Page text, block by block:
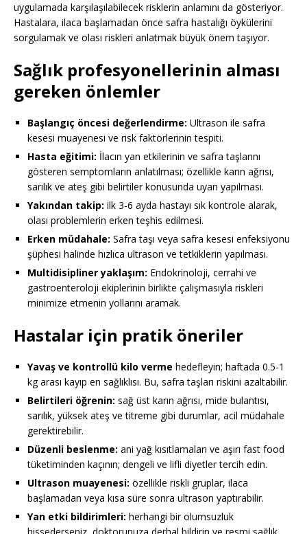
uygulamada karşılaşılabilecek risklerin anlamını da gösteriyor.
Hastalara, ilaca başlamadan önce safra hastalığı öykülerini
sorgulamak ve olası riskleri anlatmak büyük önem taşıyor.
Sağlık profesyonellerinin alması
gereken önlemler
Başlangıç öncesi değerlendirme: Ultrason ile safra
kesesi muayenesi ve risk faktörlerinin tespiti.
Hasta eğitimi: İlacın yan etkilerinin ve safra taşlarını
gösteren semptomların anlatılması; özellikle karın ağrısı,
sarılık ve ateş gibi belirtiler konusunda uyarı yapılması.
Yakından takip: ilk 3-6 ayda hastayı sık kontrole alarak,
olası problemlerin erken teşhis edilmesi.
Erken müdahale: Safra taşı veya safra kesesi enfeksiyonu
şüphesi halinde hızlıca ultrason ve tetkiklerin yapılması.
Multidisipliner yaklaşım: Endokrinoloji, cerrahi ve
gastroenteroloji ekiplerinin birlikte çalışmasıyla riskleri
minimize etmenin yollarını aramak.
Hastalar için pratik öneriler
Yavaş ve kontrollü kilo verme hedefleyin; haftada 0.5-1
kg arası kayıp en sağlıklısı. Bu, safra taşları riskini azaltabilir.
Belirtileri öğrenin: sağ üst karın ağrısı, mide bulantısı,
sarılık, yüksek ateş ve titreme gibi durumlar, acil müdahale
gerektirebilir.
Düzenli beslenme: ani yağ kısıtlamaları ve aşırı fast food
tüketiminden kaçının; dengeli ve lifli diyetler tercih edin.
Ultrason muayenesi: özellikle riskli gruplar, ilaca
başlamadan veya kısa süre sonra ultrason yaptırabilir.
Yan etki bildirimleri: herhangi bir olumsuzluk